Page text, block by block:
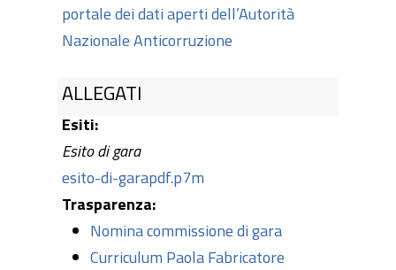
ALLEGATI
Esiti:
Esito di gara
esito-di-garapdf.p7m
Trasparenza:
Nomina commissione di gara
Curriculum Paola Fabricatore
portale dei dati aperti dell’Autorità
Nazionale Anticorruzione